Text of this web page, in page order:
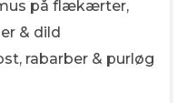
på flækærter,
& dild
rabarber & purløg